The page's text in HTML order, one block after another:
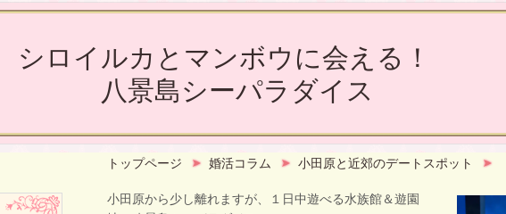
シロイルカとマンボウに会える！
八景島シーパラダイス
トップページ 婚活コラム 小田原と近郊のデートスポット
小田原から少し離れますが、１日中遊べる水族館＆遊園